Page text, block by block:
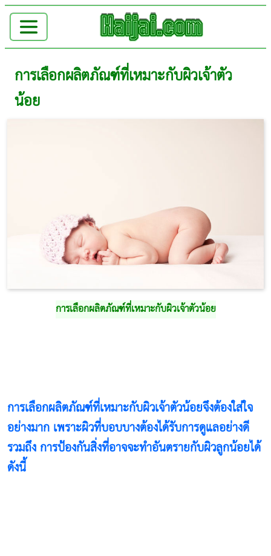
การเลือกผลิตภัณฑ์ที่เหมาะกับผิวเจ้าตัว
น้อย
การเลือกผลิตภัณฑ์ที่เหมาะกับผิวเจ้าตัวน้อย
การเลือกผลิตภัณฑ์ที่เหมาะกับผิวเจ้าตัวน้อยจึงต้องใส่ใจ
อย่างมาก เพราะผิวที่บอบบางต้องได้รับการดูแลอย่างดี
รวมถึง การป้องกันสิ่งที่อาจจะทำอันตรายกับผิวลูกน้อยได้
ดังนี้